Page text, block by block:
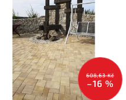
608,63 Kč
–16 %